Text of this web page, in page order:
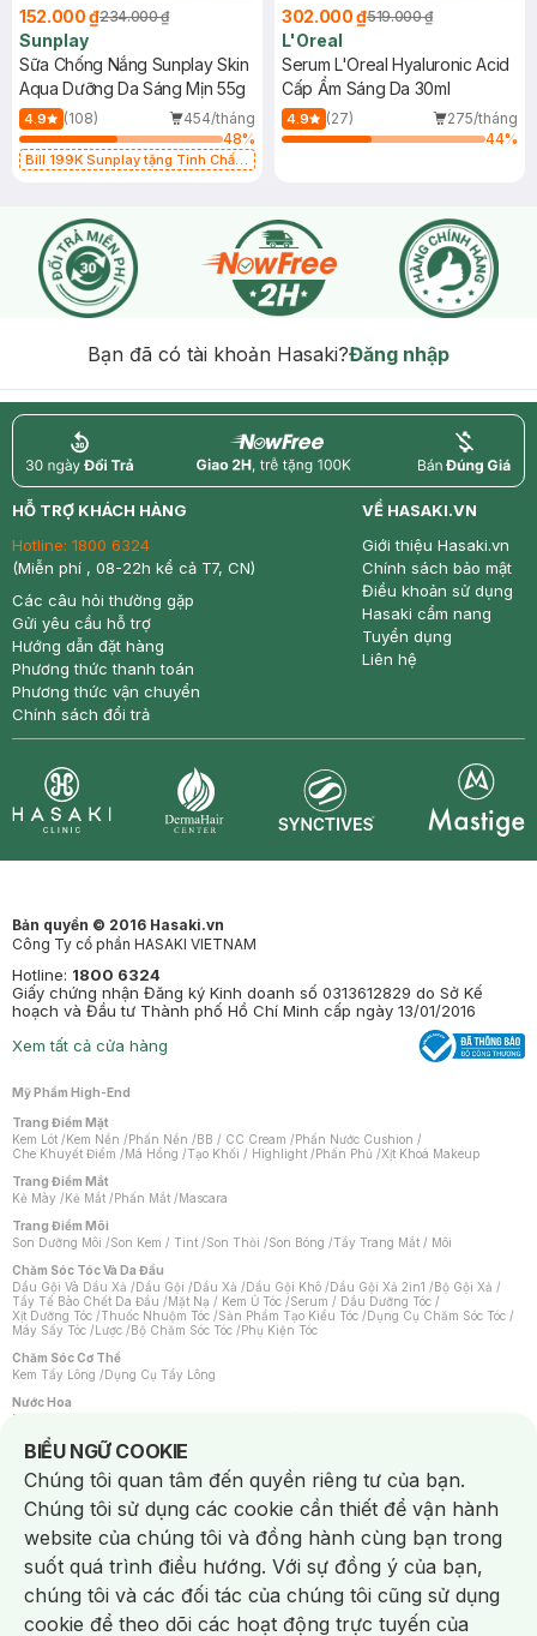
152.000 ₫234.000 ₫
Sunplay
Sữa Chống Nắng Sunplay Skin
Aqua Dưỡng Da Sáng Mịn 55g
4.9 (108)
454/tháng
48%
Bill 199K Sunplay tặng Tinh Chất
302.000 ₫519.000 ₫
L'Oreal
Serum L'Oreal Hyaluronic Acid
Cấp Ẩm Sáng Da 30ml
4.9 (27)
275/tháng
44%
Bạn đã có tài khoản Hasaki?Đăng nhập
return nowfree price
HỖ TRỢ KHÁCH HÀNG
Hotline: 1800 6324
(Miễn phí , 08-22h kể cả T7, CN)
Các câu hỏi thường gặp
Gửi yêu cầu hỗ trợ
Hướng dẫn đặt hàng
Phương thức thanh toán
Phương thức vận chuyển
Chính sách đổi trả
VỀ HASAKI.VN
Giới thiệu Hasaki.vn
Chính sách bảo mật
Điều khoản sử dụng
Hasaki cẩm nang
Tuyển dụng
Liên hệ
Bản quyền © 2016 Hasaki.vn
Công Ty cổ phần HASAKI VIETNAM
Hotline: 1800 6324
Giấy chứng nhận Đăng ký Kinh doanh số 0313612829 do Sở Kế
hoạch và Đầu tư Thành phố Hồ Chí Minh cấp ngày 13/01/2016
Xem tất cả cửa hàng
Mỹ Phẩm High-End
Trang Điểm Mặt
Kem Lót /Kem Nền /Phấn Nền /BB / CC Cream /Phấn Nước Cushion /
Che Khuyết Điểm /Má Hồng /Tạo Khối / Highlight /Phấn Phủ /Xịt Khoá Makeup
Trang Điểm Mắt
Kẻ Mày /Kẻ Mắt /Phấn Mắt /Mascara
Trang Điểm Môi
Son Dưỡng Môi /Son Kem / Tint /Son Thỏi /Son Bóng /Tẩy Trang Mắt / Môi
Chăm Sóc Tóc Và Da Đầu
Dầu Gội Và Dầu Xả /Dầu Gội /Dầu Xả /Dầu Gội Khô /Dầu Gội Xả 2in1 /Bộ Gội Xả /
Tẩy Tế Bào Chết Da Đầu /Mặt Nạ / Kem Ủ Tóc /Serum / Dầu Dưỡng Tóc /
Xịt Dưỡng Tóc /Thuốc Nhuộm Tóc /Sản Phẩm Tạo Kiểu Tóc /Dụng Cụ Chăm Sóc Tóc /
Máy Sấy Tóc /Lược /Bộ Chăm Sóc Tóc /Phụ Kiện Tóc
Chăm Sóc Cơ Thể
Kem Tẩy Lông /Dụng Cụ Tẩy Lông
Nước Hoa
Nước Hoa Nữ
Chăm Sóc Cá Nhân
Chống Muỗi /Khẩu Trang /Máy Massage/Mặt Nạ Xông Hơi /Nước Rửa Tay/
Sản Phẩm Chăm Sóc Khác /Bàn Chải Đánh Răng /Bàn Chải Điện/
Hỗ Trợ Trắng Răng/Kem Đánh Răng /Máy Tăm Nước/ Nước Súc Miệng/
Tăm / Chỉ Nha Khoa/ Xịt Thơm Miệng / Dung Dịch Vệ Sinh/Dưỡng Vùng Kín/
Khăn Ướt Vệ Sinh Vùng Kín/Băng Vệ Sinh/Tampon/Bọt Cạo Râu /Dao Cạo Râu/
Máy Cạo Râu
Vấn Đề Về Da
Da Dầu / Lỗ Chân Lông To/ Da Khô / Mất Nước/ Da Lão Hóa/ Da Mụn/
Da Nhạy Cảm / Kích Ứng
Da Xỉn Màu Thâm / Nám / Tàn Nhang
Quầng Thâm & Bọng Mắt /Sẹo /Viêm Da Cơ Địa
BIỂU NGỮ COOKIE
Notice about cookies usage
Chúng tôi quan tâm đến quyền riêng tư của bạn.
Chúng tôi sử dụng các cookie cần thiết để vận hành
website của chúng tôi và đồng hành cùng bạn trong
suốt quá trình điều hướng. Với sự đồng ý của bạn,
chúng tôi và các đối tác của chúng tôi cũng sử dụng
cookie để theo dõi các hoạt động trực tuyến của